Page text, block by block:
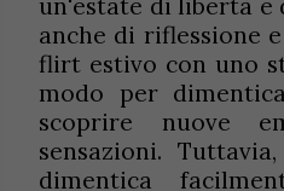
un'estate di libertà e
anche di riflessione
flirt estivo con uno
modo per
scoprire nuove
sensazioni.
dimentica